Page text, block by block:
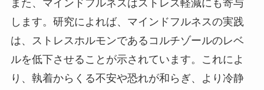
また、マインドフルネスはストレス軽減にも寄与
します。研究によれば、マインドフルネスの実践
は、ストレスホルモンであるコルチゾールのレベ
ルを低下させることが示されています。これによ
り、執着からくる不安や恐れが和らぎ、より冷静